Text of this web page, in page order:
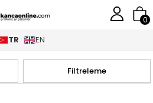
0
TR EN
Filtreleme